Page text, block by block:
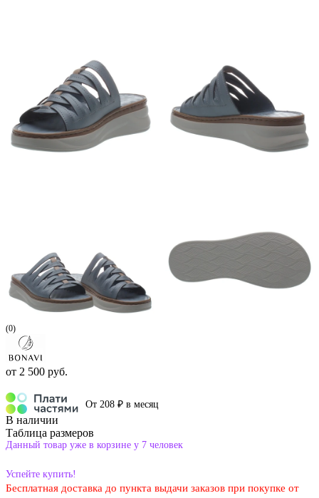
(0)
от 2 500 руб.
От 208 ₽ в месяц
В наличии
Таблица размеров
Данный товар уже в корзине у 7 человек
Успейте купить!
Бесплатная доставка до пункта выдачи заказов при покупке от